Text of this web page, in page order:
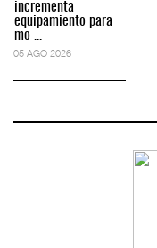
incrementa
equipamiento para
mo ...
05 AGO 2026